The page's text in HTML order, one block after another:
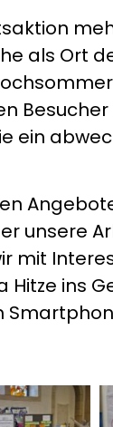
als Ort
Besucher
ein
unsere
mit
Hitze ins